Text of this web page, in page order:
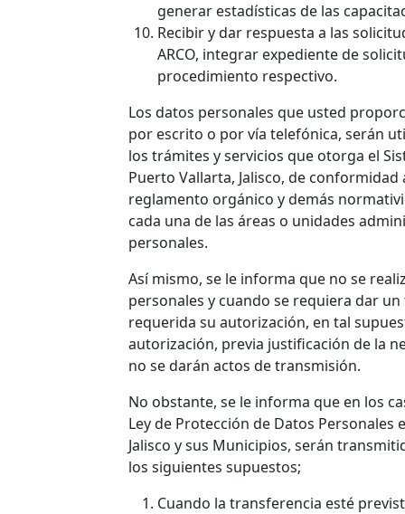
generar estadísticas de las
Recibir y dar respuesta a las
ARCO, integrar expediente de
procedimiento respectivo.
Los datos personales que usted
por escrito o por vía telefónica, serán
los trámites y servicios que otorga el
Puerto Vallarta, Jalisco, de
reglamento orgánico y demás
cada una de las áreas o unidades
personales.
Así mismo, se le informa que no se
personales y cuando se requiera dar
requerida su autorización, en tal
autorización, previa justificación de la
no se darán actos de transmisión.
No obstante, se le informa que en los
Ley de Protección de Datos Personales
Jalisco y sus Municipios, serán
los siguientes supuestos;
Cuando la transferencia esté